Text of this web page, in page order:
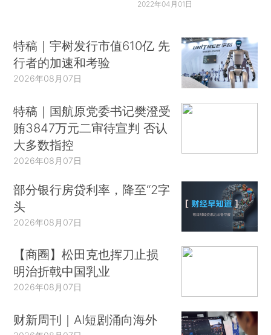
2022年04月01日
特稿｜宇树发行市值610亿 先
行者的加速和考验
2026年08月07日
特稿｜国航原党委书记樊澄受
贿3847万元二审待宣判 否认
大多数指控
2026年08月07日
部分银行房贷利率，降至“2字
头
2026年08月07日
【商圈】松田克也挥刀止损
明治折戟中国乳业
2026年08月07日
财新周刊｜AI短剧涌向海外